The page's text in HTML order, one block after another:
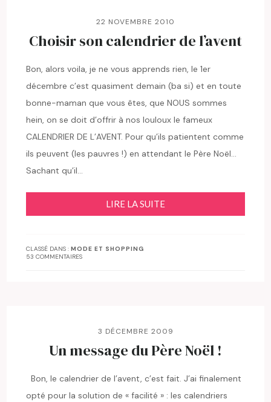
22 NOVEMBRE 2010
Choisir son calendrier de l’avent
Bon, alors voila, je ne vous apprends rien, le 1er
décembre c’est quasiment demain (ba si) et en toute
bonne-maman que vous êtes, que NOUS sommes
hein, on se doit d’offrir à nos louloux le fameux
CALENDRIER DE L’AVENT. Pour qu’ils patientent comme
ils peuvent (les pauvres !) en attendant le Père Noël…
Sachant qu’il…
LIRE LA SUITE
CLASSÉ DANS :MODE ET SHOPPING
53 COMMENTAIRES
3 DÉCEMBRE 2009
Un message du Père Noël !
Bon, le calendrier de l’avent, c’est fait. J’ai finalement
opté pour la solution de « facilité » : les calendriers